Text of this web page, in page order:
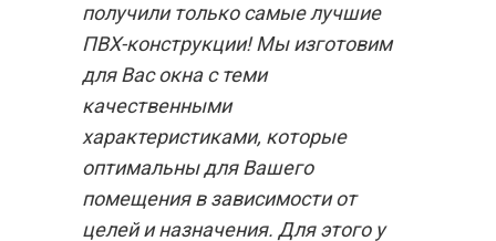
получили только самые лучшие
ПВХ-конструкции! Мы изготовим
для Вас окна с теми
качественными
характеристиками, которые
оптимальны для Вашего
помещения в зависимости от
целей и назначения. Для этого у